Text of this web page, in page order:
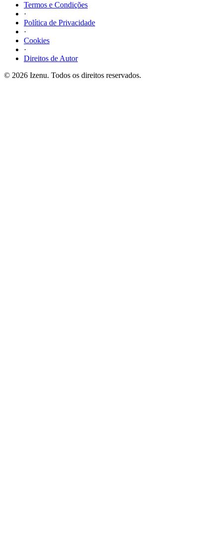
Termos e Condições
·
Política de Privacidade
·
Cookies
·
Direitos de Autor
© 2026 Izenu. Todos os direitos reservados.